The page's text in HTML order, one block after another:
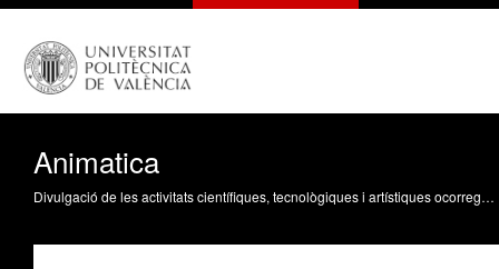
Animatica
Divulgació de les activitats científiques, tecnològiques i artístiques ocorregudes en els tres campus de la UPV